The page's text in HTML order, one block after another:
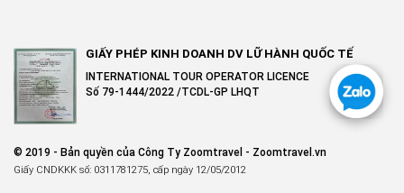
GIẤY PHÉP KINH DOANH DV LỮ HÀNH QUỐC TẾ
INTERNATIONAL TOUR OPERATOR LICENCE
Số 79-1444/2022 /TCDL-GP LHQT
© 2019 - Bản quyền của Công Ty Zoomtravel - Zoomtravel.vn
Giấy CNDKKK số: 0311781275, cấp ngày 12/05/2012